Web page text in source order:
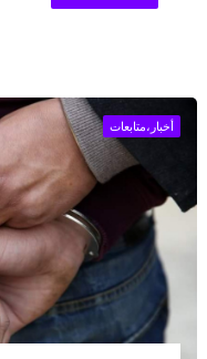
أخبار،متابعات